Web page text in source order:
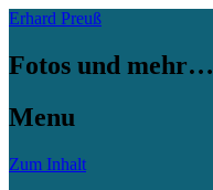
Erhard Preuß
Fotos und mehr…
Menu
Zum Inhalt